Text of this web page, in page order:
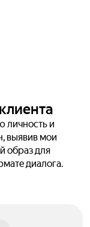
личность и
выявив мои
образ для
диалога.